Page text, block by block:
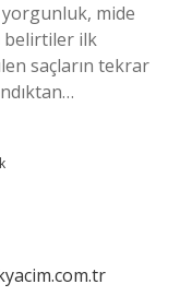
mide
belirtiler ilk
saçların tekrar